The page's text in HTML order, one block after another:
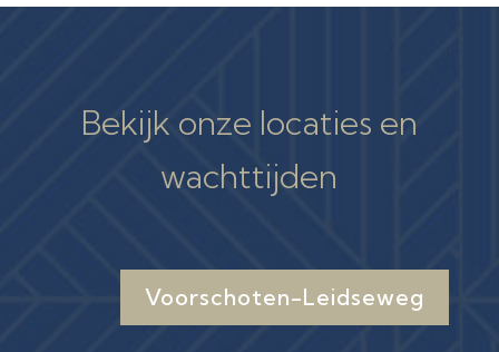
Bekijk onze locaties en
wachttijden
Voorschoten-Leidseweg